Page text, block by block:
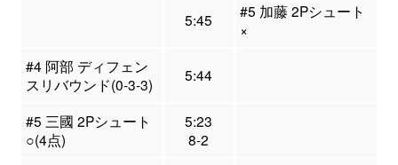
5:45
#5 加藤 2Pシュート
×
#4 阿部 ディフェン
スリバウンド(0-3-3)
5:44
#5 三國 2Pシュート
○(4点)
5:23
8-2